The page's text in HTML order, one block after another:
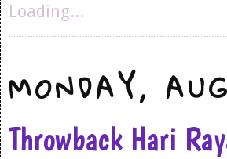
Loading...
MONDAY,
Throwback Hari